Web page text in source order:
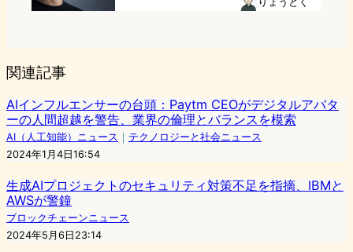
関連記事
AIインフルエンサーの台頭：Paytm CEOがデジタルアバタ
ーの人間超越を警告、業界の倫理とバランスを模索
AI（人工知能）ニュース ｜ テクノロジーと社会ニュース
2024年1月4日16:54
生成AIプロジェクトのセキュリティ対策不足を指摘、IBMと
AWSが警鐘
ブロックチェーンニュース
2024年5月6日23:14